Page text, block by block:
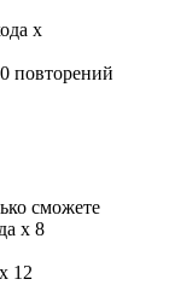
х
повторений
сможете
х 8
12